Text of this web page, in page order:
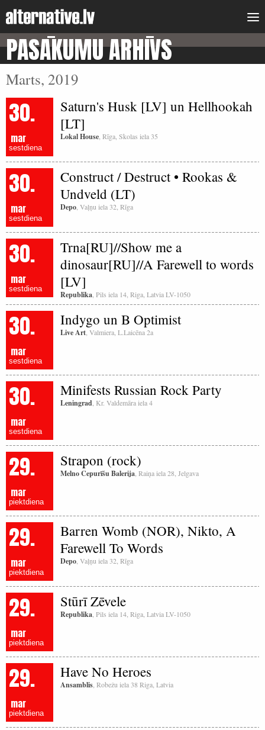
PASĀKUMU ARHĪVS
Marts, 2019
30.
mar
sestdiena
Saturn's Husk [LV] un Hellhookah
[LT]
Lokal House , Rīga, Skolas iela 35
30.
mar
sestdiena
Construct / Destruct • Rookas &
Undveld (LT)
Depo , Vaļņu iela 32, Rīga
30.
mar
sestdiena
Trna[RU]//Show me a
dinosaur[RU]//A Farewell to words
[LV]
Republika , Pils iela 14, Riga, Latvia LV-1050
30.
mar
sestdiena
Indygo un B Optimist
Live Art , Valmiera, L.Laicēna 2a
30.
mar
sestdiena
Minifests Russian Rock Party
Leningrad , Kr. Valdemāra iela 4
29.
mar
piektdiena
Strapon (rock)
Melno Cepurīšu Balerija , Raiņa iela 28, Jelgava
29.
mar
piektdiena
Barren Womb (NOR), Nikto, A
Farewell To Words
Depo , Vaļņu iela 32, Rīga
29.
mar
piektdiena
Stūrī Zēvele
Republika , Pils iela 14, Riga, Latvia LV-1050
29.
mar
piektdiena
Have No Heroes
Ansamblis , Robežu iela 38 Riga, Latvia